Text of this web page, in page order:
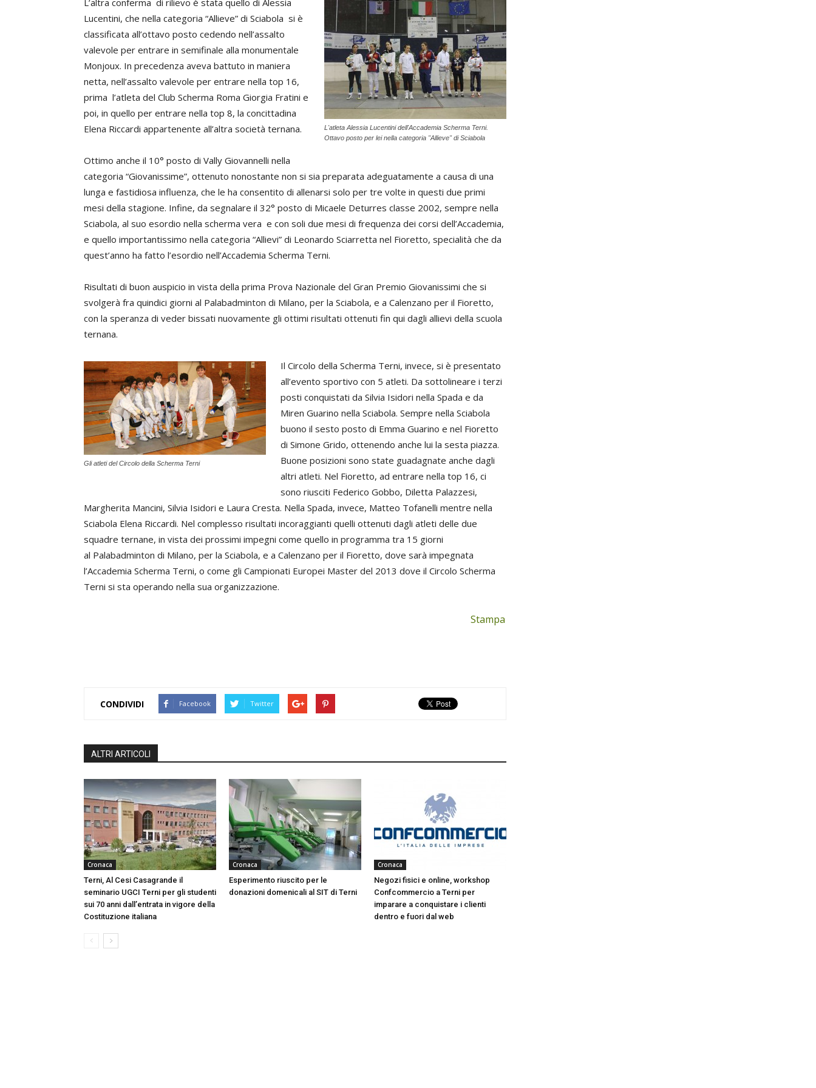
L'atleta Alessia Lucentini dell'Accademia Scherma Terni.
Ottavo posto per lei nella categoria "Allieve" di Sciabola
L’altra conferma di rilievo è stata quello di Alessia
Lucentini, che nella categoria “Allieve” di Sciabola si è
classificata all’ottavo posto cedendo nell’assalto
valevole per entrare in semifinale alla monumentale
Monjoux. In precedenza aveva battuto in maniera
netta, nell’assalto valevole per entrare nella top 16,
prima l’atleta del Club Scherma Roma Giorgia Fratini e
poi, in quello per entrare nella top 8, la concittadina
Elena Riccardi appartenente all’altra società ternana.
Ottimo anche il 10° posto di Vally Giovannelli nella
categoria “Giovanissime”, ottenuto nonostante non si sia preparata adeguatamente a causa di una
lunga e fastidiosa influenza, che le ha consentito di allenarsi solo per tre volte in questi due primi
mesi della stagione. Infine, da segnalare il 32° posto di Micaele Deturres classe 2002, sempre nella
Sciabola, al suo esordio nella scherma vera e con soli due mesi di frequenza dei corsi dell’Accademia,
e quello importantissimo nella categoria “Allievi” di Leonardo Sciarretta nel Fioretto, specialità che da
quest’anno ha fatto l’esordio nell’Accademia Scherma Terni.
Risultati di buon auspicio in vista della prima Prova Nazionale del Gran Premio Giovanissimi che si
svolgerà fra quindici giorni al Palabadminton di Milano, per la Sciabola, e a Calenzano per il Fioretto,
con la speranza di veder bissati nuovamente gli ottimi risultati ottenuti fin qui dagli allievi della scuola
ternana.
Gli atleti del Circolo della Scherma Terni
Il Circolo della Scherma Terni, invece, si è presentato
all’evento sportivo con 5 atleti. Da sottolineare i terzi
posti conquistati da Silvia Isidori nella Spada e da
Miren Guarino nella Sciabola. Sempre nella Sciabola
buono il sesto posto di Emma Guarino e nel Fioretto
di Simone Grido, ottenendo anche lui la sesta piazza.
Buone posizioni sono state guadagnate anche dagli
altri atleti. Nel Fioretto, ad entrare nella top 16, ci
sono riusciti Federico Gobbo, Diletta Palazzesi,
Margherita Mancini, Silvia Isidori e Laura Cresta. Nella Spada, invece, Matteo Tofanelli mentre nella
Sciabola Elena Riccardi. Nel complesso risultati incoraggianti quelli ottenuti dagli atleti delle due
squadre ternane, in vista dei prossimi impegni come quello in programma tra 15 giorni
al Palabadminton di Milano, per la Sciabola, e a Calenzano per il Fioretto, dove sarà impegnata
l’Accademia Scherma Terni, o come gli Campionati Europei Master del 2013 dove il Circolo Scherma
Terni si sta operando nella sua organizzazione.
Stampa
CONDIVIDI Facebook Twitter
ALTRI ARTICOLI
Cronaca
Terni, Al Cesi Casagrande il
seminario UGCI Terni per gli studenti
sui 70 anni dall’entrata in vigore della
Costituzione italiana
Cronaca
Esperimento riuscito per le
donazioni domenicali al SIT di Terni
Cronaca
Negozi fisici e online, workshop
Confcommercio a Terni per
imparare a conquistare i clienti
dentro e fuori dal web